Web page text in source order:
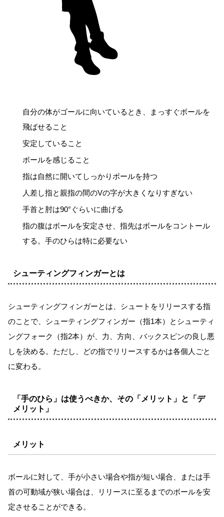
自分の体がゴールに向いているとき、まっすぐボールを
飛ばせること
安定していること
ボールを感じること
指は自然に開いてしっかりボールを持つ
人差し指と親指の間のVの字が大きくなりすぎない
手首と肘は90°ぐらいに曲げる
指の腹はボールを安定させ、指先はボールをコントール
する。手のひらは特に必要ない
シューティングフィンガーとは
シューティングフィンガーとは、シュートをリリースする指
のことで、シューティングフィンガー（指1本）とシューティ
ングフォーク（指2本）が、力、方向、バックスピンの良し悪
しを決める。ただし、どの指でリリースするかは各個人ごと
に変わる。
「手のひら」は使うべきか、その「メリット」と「デ
メリット」
メリット
ボールに対して、手が小さい場合や指が短い場合、または手
首の可動域が狭い場合は、リリースに至るまでのボールを安
定させることができる。